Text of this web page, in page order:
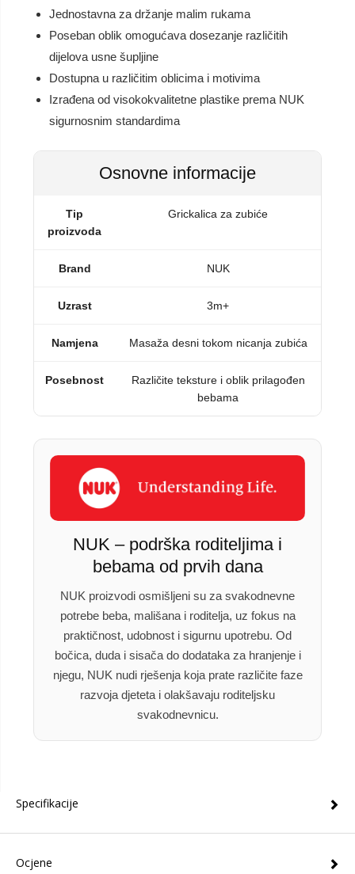
Jednostavna za držanje malim rukama
Poseban oblik omogućava dosezanje različitih
dijelova usne šupljine
Dostupna u različitim oblicima i motivima
Izrađena od visokokvalitetne plastike prema NUK
sigurnosnim standardima
Osnovne informacije
Tip
proizvoda
Grickalica za zubiće
Brand NUK
Uzrast 3m+
Namjena Masaža desni tokom nicanja zubića
Posebnost
Različite teksture i oblik prilagođen
bebama
NUK – podrška roditeljima i
bebama od prvih dana
NUK proizvodi osmišljeni su za svakodnevne
potrebe beba, mališana i roditelja, uz fokus na
praktičnost, udobnost i sigurnu upotrebu. Od
bočica, duda i sisača do dodataka za hranjenje i
njegu, NUK nudi rješenja koja prate različite faze
razvoja djeteta i olakšavaju roditeljsku
svakodnevnicu.
Specifikacije
Ocjene